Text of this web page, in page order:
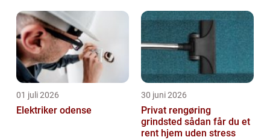
01 juli 2026
Elektriker odense
30 juni 2026
Privat rengøring
grindsted sådan får du et
rent hjem uden stress